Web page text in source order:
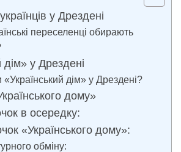
у Дрездені
переселенці обирають
дім» у Дрездені
«Український дім» у Дрездені?
дому»
в осередку:
«Українського дому»:
обміну: